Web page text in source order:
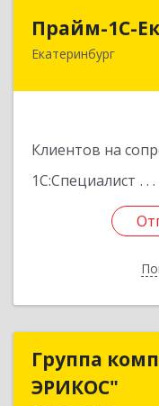
Прайм-1С-
Екатеринбург
Клиентов на
1С:Специалист
620142,
Группа
ЭРИКОС"